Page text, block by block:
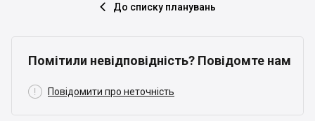
 До списку планувань
Помітили невідповідність? Повідомте нам
 Повідомити про неточність